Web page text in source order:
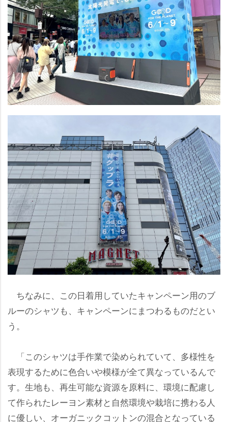
ちなみに、この日着用していたキャンペーン用のブ
ルーのシャツも、キャンペーンにまつわるものだとい
う。
「このシャツは手作業で染められていて、多様性を
表現するために色合いや模様が全て異なっているんで
す。生地も、再生可能な資源を原料に、環境に配慮し
て作られたレーヨン素材と自然環境や栽培に携わる人
に優しい、オーガニックコットンの混合となっている